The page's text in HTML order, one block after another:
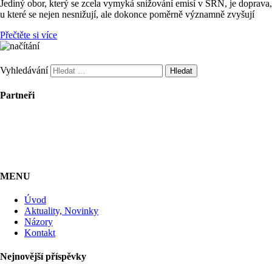
Jediný obor, který se zcela vymyká snižování emisí v SRN, je doprava,
u které se nejen nesnižují, ale dokonce poměrně významně zvyšují
Přečtěte si více
Vyhledávání
Partneři
MENU
Úvod
Aktuality, Novinky
Názory
Kontakt
Nejnovější příspěvky